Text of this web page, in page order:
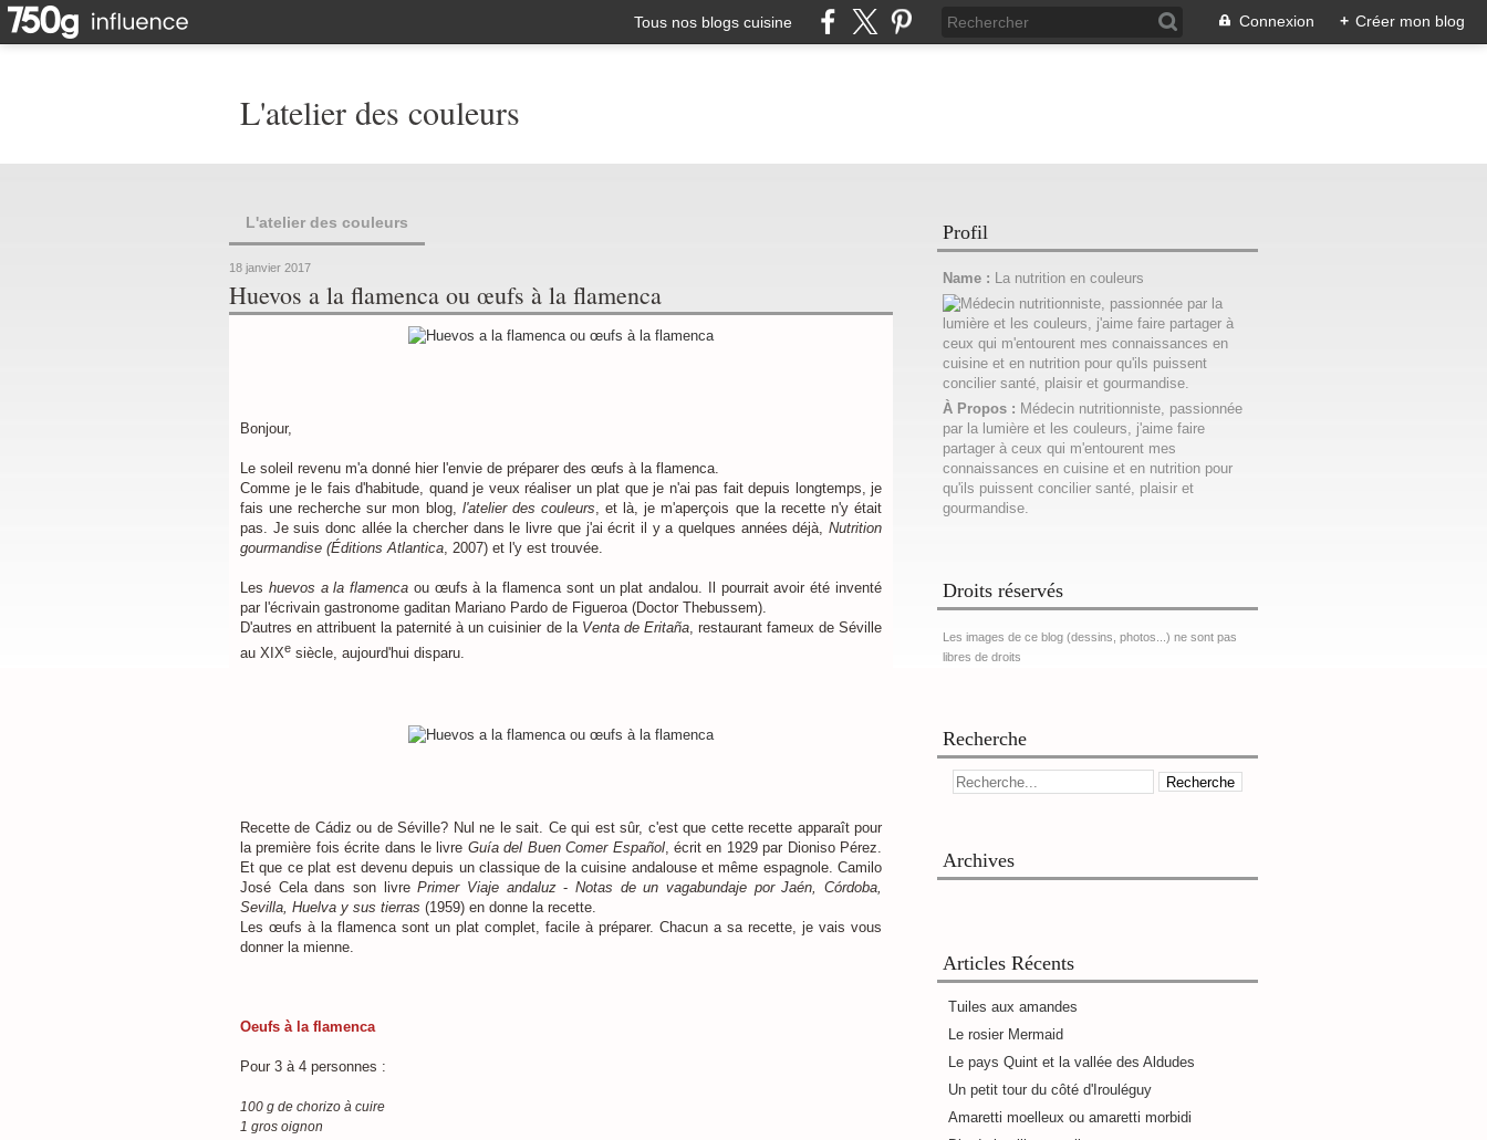
Tous nos blogs cuisine Connexion + Créer mon blog
L'atelier des couleurs
L'atelier des couleurs
18 janvier 2017
Huevos a la flamenca ou œufs à la flamenca
Bonjour,
Le soleil revenu m'a donné hier l'envie de préparer des œufs à la flamenca.
Comme je le fais d'habitude, quand je veux réaliser un plat que je n'ai pas fait depuis longtemps, je
fais une recherche sur mon blog, l'atelier des couleurs, et là, je m'aperçois que la recette n'y était
pas. Je suis donc allée la chercher dans le livre que j'ai écrit il y a quelques années déjà, Nutrition
gourmandise (Éditions Atlantica, 2007) et l'y est trouvée.
Les huevos a la flamenca ou œufs à la flamenca sont un plat andalou. Il pourrait avoir été inventé
par l'écrivain gastronome gaditan Mariano Pardo de Figueroa (Doctor Thebussem).
D'autres en attribuent la paternité à un cuisinier de la Venta de Eritaña, restaurant fameux de Séville
au XIXe siècle, aujourd'hui disparu.
Recette de Cádiz ou de Séville? Nul ne le sait. Ce qui est sûr, c'est que cette recette apparaît pour
la première fois écrite dans le livre Guía del Buen Comer Español, écrit en 1929 par Dioniso Pérez.
Et que ce plat est devenu depuis un classique de la cuisine andalouse et même espagnole. Camilo
José Cela dans son livrePrimer Viaje andaluz-Notas de un vagabundaje por Jaén, Córdoba,
Sevilla, Huelva y sus tierras (1959) en donne la recette.
Les œufs à la flamenca sont un plat complet, facile à préparer. Chacun a sa recette, je vais vous
donner la mienne.
Oeufs à la flamenca
Pour 3 à 4 personnes :
100 g de chorizo à cuire
1 gros oignon
Profil
Name : La nutrition en couleurs
À Propos : Médecin nutritionniste, passionnée
par la lumière et les couleurs, j'aime faire
partager à ceux qui m'entourent mes
connaissances en cuisine et en nutrition pour
qu'ils puissent concilier santé, plaisir et
gourmandise.
Droits réservés
Les images de ce blog (dessins, photos...) ne sont pas
libres de droits
Recherche
Archives
Articles Récents
Tuiles aux amandes
Le rosier Mermaid
Le pays Quint et la vallée des Aldudes
Un petit tour du côté d'Irouléguy
Amaretti moelleux ou amaretti morbidi